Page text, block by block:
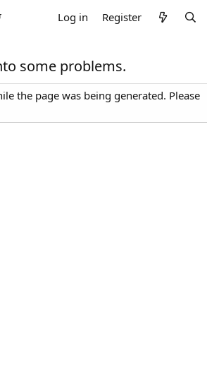
Log in Register
some problems.
the page was being generated. Please